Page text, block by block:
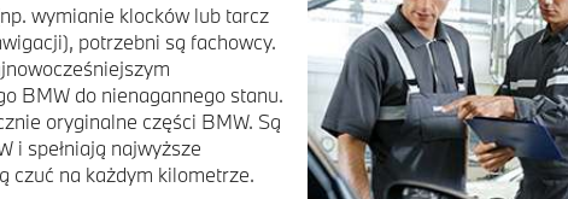
wymianie klocków lub tarcz
potrzebni są fachowcy.
BMW do nienagannego stanu.
oryginalne części BMW. Są
i spełniają najwyższe
czuć na każdym kilometrze.